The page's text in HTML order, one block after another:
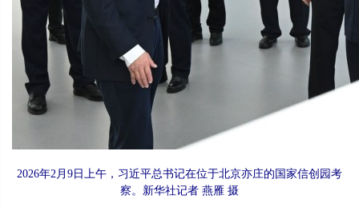
2026年2月9日上午，习近平总书记在位于北京亦庄的国家信创园考
察。新华社记者 燕雁 摄